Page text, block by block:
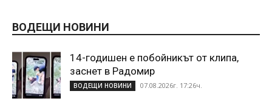
ВОДЕЩИ НОВИНИ
14-годишен е побойникът от клипа,
заснет в Радомир
ВОДЕЩИ НОВИНИ 07.08.2026г. 17:26ч.